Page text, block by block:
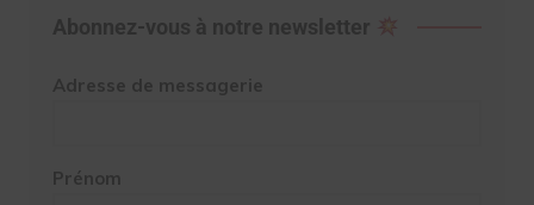
Abonnez-vous à notre newsletter
Adresse de messagerie
Prénom